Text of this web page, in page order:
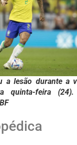
a lesão durante a
quinta-feira